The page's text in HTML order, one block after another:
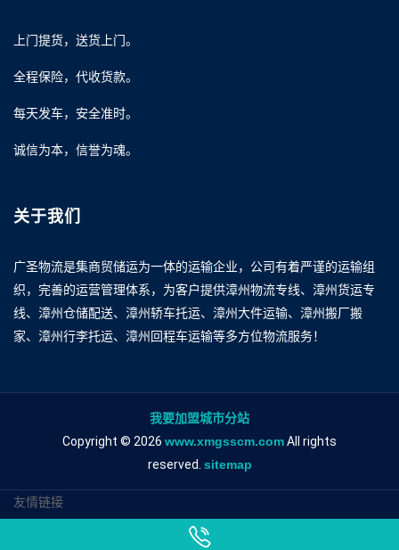
上门提货，送货上门。
全程保险，代收货款。
每天发车，安全准时。
诚信为本，信誉为魂。
关于我们
广圣物流是集商贸储运为一体的运输企业，公司有着严谨的运输组
织，完善的运营管理体系，为客户提供漳州物流专线、漳州货运专
线、漳州仓储配送、漳州轿车托运、漳州大件运输、漳州搬厂搬
家、漳州行李托运、漳州回程车运输等多方位物流服务！
我要加盟城市分站
Copyright © 2026 www.xmgsscm.comAll rights
reserved. sitemap
友情链接
漳州到宁德物流公司